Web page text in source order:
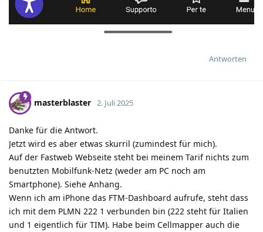
Antworten
masterblaster 2. Juli 2025
Danke für die Antwort.
Jetzt wird es aber etwas skurril (zumindest für mich).
Auf der Fastweb Webseite steht bei meinem Tarif nichts zum
benutzten Mobilfunk-Netz (weder am PC noch am
Smartphone). Siehe Anhang.
Wenn ich am iPhone das FTM-Dashboard aufrufe, steht dass
ich mit dem PLMN 222 1 verbunden bin (222 steht für Italien
und 1 eigentlich für TIM). Habe beim Cellmapper auch die